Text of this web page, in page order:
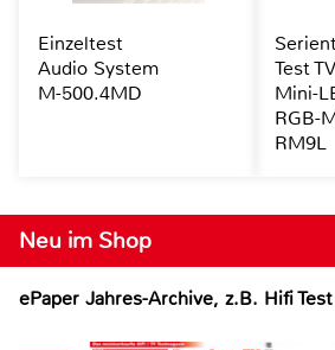
Neu im Shop
ePaper Jahres-Archive, z.B. Hifi Test
Einzeltest
Audio System
M-500.4MD
Test
Mini-
RGB-
RM9L